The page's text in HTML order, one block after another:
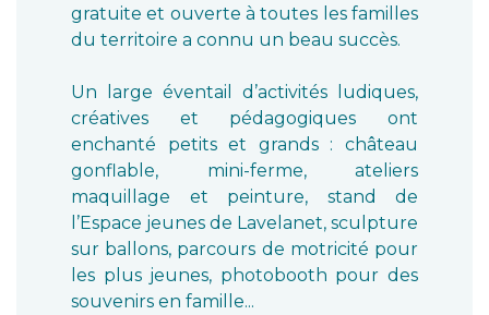
gratuite et ouverte à toutes les familles
du territoire a connu un beau succès.
Un large éventail d’activités ludiques,
créatives et pédagogiques ont
enchanté petits et grands : château
gonflable, mini-ferme, ateliers
maquillage et peinture, stand de
l’Espace jeunes de Lavelanet, sculpture
sur ballons, parcours de motricité pour
les plus jeunes, photobooth pour des
souvenirs en famille...